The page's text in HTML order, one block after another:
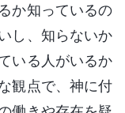
か知っているの
し、知らないか
いる人がいるか
観点で、神に付